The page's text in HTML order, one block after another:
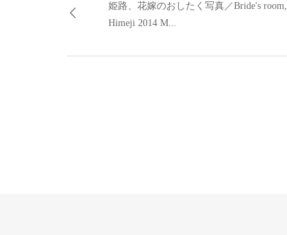
姫路、花嫁のおしたく写真／Bride's room,
Himeji 2014 M...